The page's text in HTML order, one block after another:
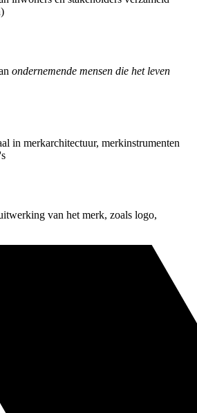
ondernemende mensen die het leven
in merkarchitectuur, merkinstrumenten
van het merk, zoals logo,